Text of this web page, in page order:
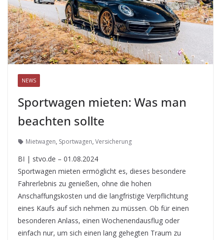
NEWS
Sportwagen mieten: Was man
beachten sollte
Mietwagen, Sportwagen, Versicherung
BI | stvo.de – 01.08.2024
Sportwagen mieten ermöglicht es, dieses besondere
Fahrerlebnis zu genießen, ohne die hohen
Anschaffungskosten und die langfristige Verpflichtung
eines Kaufs auf sich nehmen zu müssen. Ob für einen
besonderen Anlass, einen Wochenendausflug oder
einfach nur, um sich einen lang gehegten Traum zu